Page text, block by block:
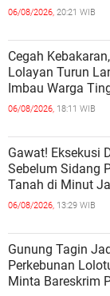
06/08/2026, 20:21 WIB
Cegah
Lolayan Turun
Imbau Warga
06/08/2026, 18:11 WIB
Gawat! Eksekusi
Sebelum Sidang
Tanah di Minut
06/08/2026, 13:29 WIB
Gunung Tagin
Perkebunan
Minta Bareskrim